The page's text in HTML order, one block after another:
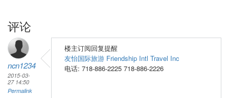
评论
ncn1234
2015-03-
27 14:50
Permalink
楼主订阅回复提醒
友怡国际旅游 Friendship Intl Travel Inc
电话: 718-886-2225 718-886-2226